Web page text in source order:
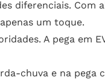
diferenciais.
um toque.
A pega em
chuva e na